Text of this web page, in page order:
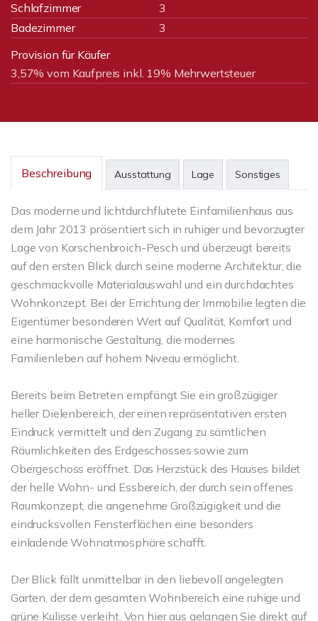
Schlafzimmer
3
Badezimmer
3
Provision für Käufer
3,57% vom Kaufpreis inkl. 19% Mehrwertsteuer
Beschreibung Ausstattung Lage Sonstiges
Das moderne und lichtdurchflutete Einfamilienhaus aus
dem Jahr 2013 präsentiert sich in ruhiger und bevorzugter
Lage von Korschenbroich-Pesch und überzeugt bereits
auf den ersten Blick durch seine moderne Architektur, die
geschmackvolle Materialauswahl und ein durchdachtes
Wohnkonzept. Bei der Errichtung der Immobilie legten die
Eigentümer besonderen Wert auf Qualität, Komfort und
eine harmonische Gestaltung, die modernes
Familienleben auf hohem Niveau ermöglicht.
Bereits beim Betreten empfängt Sie ein großzügiger
heller Dielenbereich, der einen repräsentativen ersten
Eindruck vermittelt und den Zugang zu sämtlichen
Räumlichkeiten des Erdgeschosses sowie zum
Obergeschoss eröffnet. Das Herzstück des Hauses bildet
der helle Wohn- und Essbereich, der durch sein offenes
Raumkonzept, die angenehme Großzügigkeit und die
eindrucksvollen Fensterflächen eine besonders
einladende Wohnatmosphäre schafft.
Der Blick fällt unmittelbar in den liebevoll angelegten
Garten, der dem gesamten Wohnbereich eine ruhige und
grüne Kulisse verleiht. Von hier aus gelangen Sie direkt auf